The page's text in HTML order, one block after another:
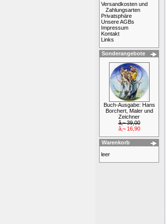
Versandkosten und
Zahlungsarten
Privatsphäre
Unsere AGBs
Impressum
Kontakt
Links
Sonderangebote
Buch-Ausgabe: Hans
Borchert, Maler und
Zeichner
â‚¬ 39,00
â‚¬ 16,90
Warenkorb
leer